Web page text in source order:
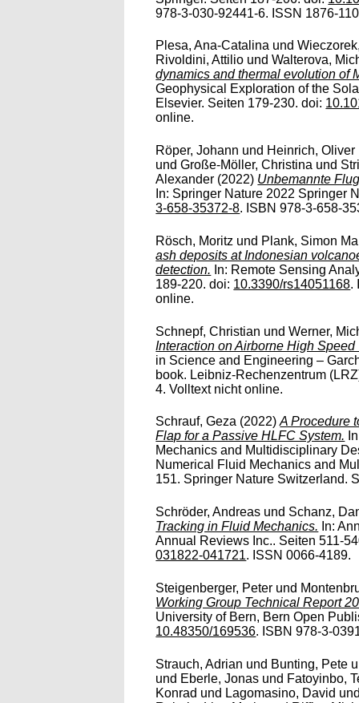
978-3-030-92441-6. ISSN 1876-
Plesa, Ana-Catalina und
Rivoldini, Attilio undWalterova,
dynamics and thermal evolution of
Geophysical Exploration of the
Elsevier. Seiten 179-230. doi:
online.
Röper, Johann und Heinrich, Oliver
undGroße-Möller, Christina und
Alexander (2022) Unbemannte
In: Springer Nature 2022 Springer
3-658-35372-8. ISBN 978-3-658-
Rösch, Moritz und Plank, Simon
ash deposits at Indonesian
detection. In: Remote Sensing
189-220. doi: 10.3390/rs14051168.
online.
Schnepf, Christian undWerner,
Interaction on Airborne High Speed
in Science and Engineering –
book. Leibniz-­Rechenzentrum
4. Volltext nicht online.
Schrauf, Geza (2022)A Procedure
Flap for a Passive HLFC System.
Mechanics and Multidisciplinary
Numerical Fluid Mechanics and
151. Springer Nature Switzerland.
Schröder, Andreas und Schanz,
Tracking in Fluid Mechanics. In:
Annual Reviews Inc.. Seiten 511-
031822-041721. ISSN 0066-4189.
Steigenberger, Peter und
Working Group Technical Report
University of Bern, Bern Open
10.48350/169536. ISBN 978-3-
Strauch, Adrian und Bunting, Pete
und Eberle, Jonas und Fatoyinbo,
Konrad und Lagomasino, David